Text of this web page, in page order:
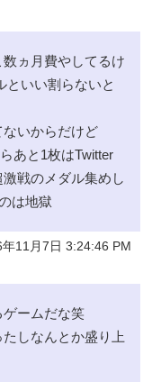
ヵ月費やしてるけ
といい割らないと
いからだけど
あと1枚はTwitter
戦のメダル集めし
は地獄
11月7日 3:24:46 PM
ームだな笑
しなんとか盛り上